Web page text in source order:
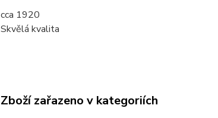
cca 1920
Skvělá kvalita
Zboží zařazeno v kategoriích